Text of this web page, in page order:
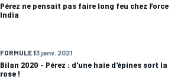
Pérez ne pensait pas faire long feu chez Force
India
FORMULE 13 janv. 2021
Bilan 2020 - Pérez : d'une haie d'épines sort la
rose !